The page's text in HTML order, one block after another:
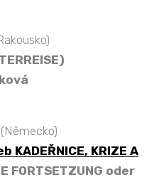
(Německo)
KADEŘNICE, KRIZE A
FORTSETZUNG oder